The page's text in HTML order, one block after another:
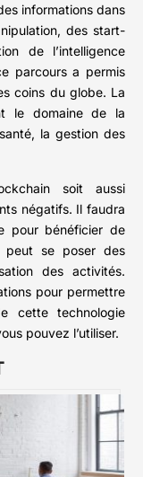
informations dans
des start-
de l’intelligence
parcours a permis
coins du globe. La
le domaine de la
la gestion des
soit aussi
négatifs. Il faudra
pour bénéficier de
peut se poser des
des activités.
pour permettre
cette technologie
pouvez l’utiliser.